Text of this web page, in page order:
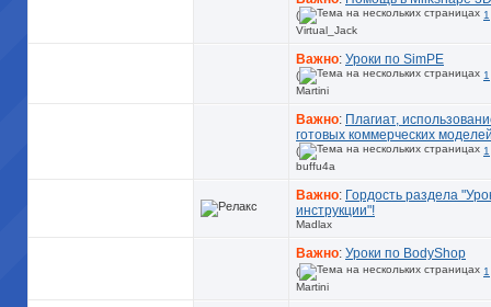
(
1
Virtual_Jack
Важно: Уроки по SimPE
(
1
Martini
Важно: Плагиат,
готовых коммерческих
(
1
buffu4a
Важно: Гордость раздела
инструкции"!
Madlax
Важно: Уроки по BodyShop
(
1
Martini